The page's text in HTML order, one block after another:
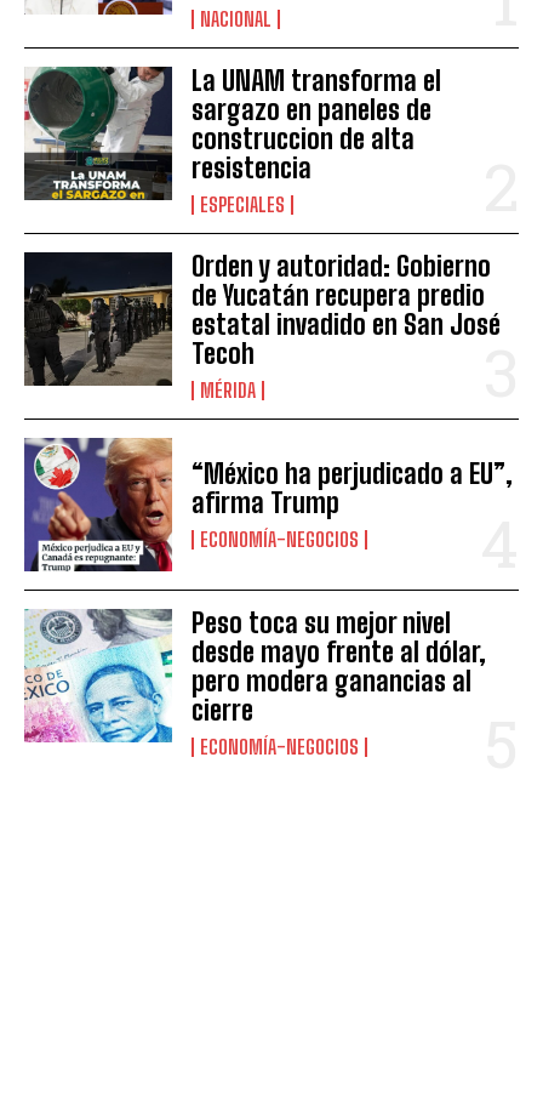
NACIONAL
La UNAM transforma el
sargazo en paneles de
construccion de alta
resistencia
ESPECIALES
Orden y autoridad: Gobierno
de Yucatán recupera predio
estatal invadido en San José
Tecoh
MÉRIDA
“México ha perjudicado a EU”,
afirma Trump
ECONOMÍA-NEGOCIOS
Peso toca su mejor nivel
desde mayo frente al dólar,
pero modera ganancias al
cierre
ECONOMÍA-NEGOCIOS